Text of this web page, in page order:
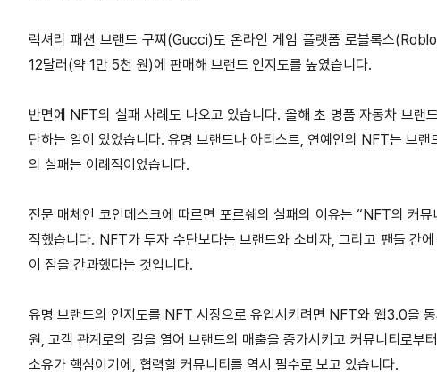
럭셔리 패션 브랜드 구찌(Gucci)도 온라인 게임 플랫폼 로블록스
12달러(약 1만 5천 원)에 판매해 브랜드 인지도를 높였습니다.
반면에 NFT의 실패 사례도 나오고 있습니다. 올해 초 명품 자동차 브
단하는 일이 있었습니다. 유명 브랜드나 아티스트, 연예인의 NFT는 브
의 실패는 이례적이었습니다.
전문 매체인 코인데스크에 따르면 포르쉐의 실패의 이유는 “NFT의 커
적했습니다. NFT가 투자 수단보다는 브랜드와 소비자, 그리고 팬들 간
이 점을 간과했다는 것입니다.
유명 브랜드의 인지도를 NFT 시장으로 유입시키려면 NFT와 웹3.0을
원, 고객 관계로의 길을 열어 브랜드의 매출을 증가시키고 커뮤니티로
소유가 핵심이기에, 협력할 커뮤니티를 역시 필수로 보고 있습니다.